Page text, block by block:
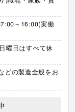
～16:00(実働
曜日はすべて休
どの製造全般をお